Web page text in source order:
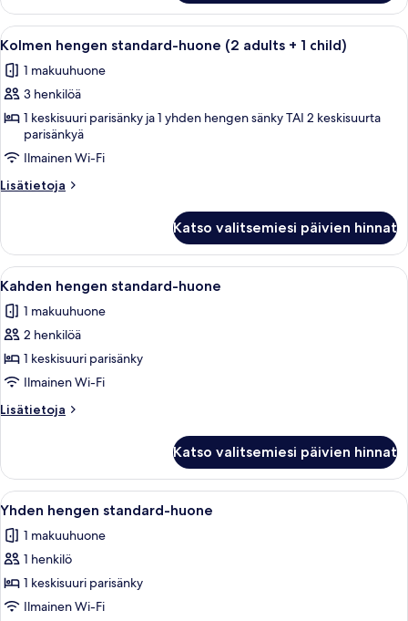
standard-
huone
Avaa
kaikki
huonetyypin
Kolmen
hengen
standard-
huone
(2
1
child)
kuvat
Työpöytä, kannettavalle
2
Kolmen hengen standard-huone (2 adults + 1 child)
1 makuuhuone
3 henkilöä
1 keskisuuri parisänky ja 1 yhden hengen sänky TAI 2 keskisuurta
parisänkyä
Ilmainen Wi-Fi
Lisätietoja
Lisätietoja
standard-
huone
(2
+
Katso valitsemiesi päivien hinnat
Avaa
kaikki
huonetyypin
Kahden
hengen
standard-
huone
kuvat
Työpöytä, kannettavalle
4
Kahden hengen standard-huone
1 makuuhuone
2 henkilöä
1 keskisuuri parisänky
Ilmainen Wi-Fi
Lisätietoja
Lisätietoja
standard-
huone
Katso valitsemiesi päivien hinnat
Avaa
kaikki
huonetyypin
Yhden
hengen
standard-
Työpöytä, kannettavalle
2
Yhden hengen standard-huone
1 makuuhuone
1 henkilö
1 keskisuuri parisänky
Ilmainen Wi-Fi